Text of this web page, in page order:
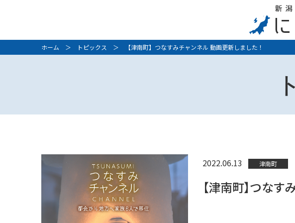
ホーム ＞ トピックス ＞ 【津南町】つなすみチャンネル 動画更新しました！
2022.06.13 津南町
【津南町】つなす